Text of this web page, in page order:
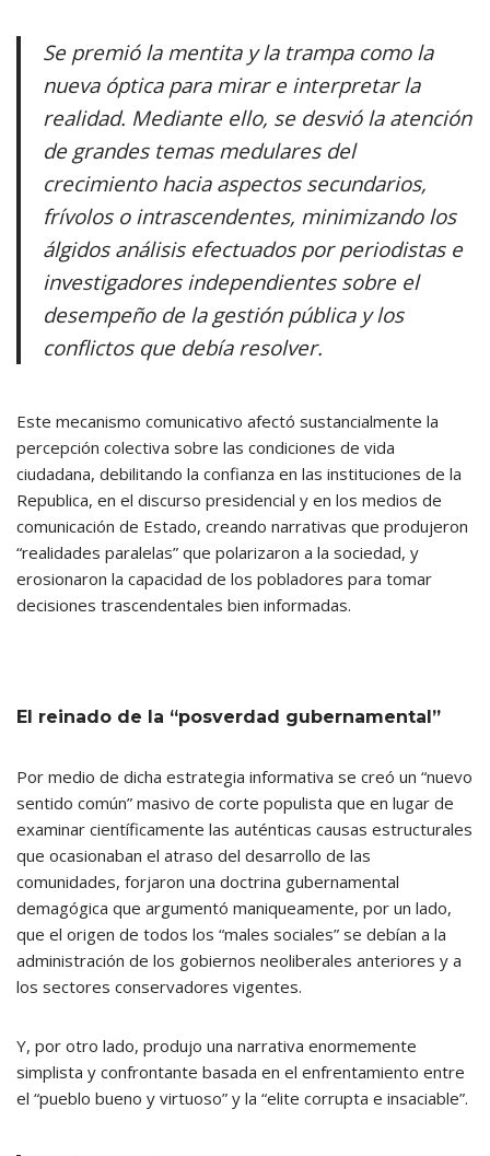
Se premió la mentita y la trampa como la
nueva óptica para mirar e interpretar la
realidad. Mediante ello, se desvió la atención
de grandes temas medulares del
crecimiento hacia aspectos secundarios,
frívolos o intrascendentes, minimizando los
álgidos análisis efectuados por periodistas e
investigadores independientes sobre el
desempeño de la gestión pública y los
conflictos que debía resolver.
Este mecanismo comunicativo afectó sustancialmente la
percepción colectiva sobre las condiciones de vida
ciudadana, debilitando la confianza en las instituciones de la
Republica, en el discurso presidencial y en los medios de
comunicación de Estado, creando narrativas que produjeron
“realidades paralelas” que polarizaron a la sociedad, y
erosionaron la capacidad de los pobladores para tomar
decisiones trascendentales bien informadas.
El reinado de la “posverdad gubernamental”
Por medio de dicha estrategia informativa se creó un “nuevo
sentido común” masivo de corte populista que en lugar de
examinar científicamente las auténticas causas estructurales
que ocasionaban el atraso del desarrollo de las
comunidades, forjaron una doctrina gubernamental
demagógica que argumentó maniqueamente, por un lado,
que el origen de todos los “males sociales” se debían a la
administración de los gobiernos neoliberales anteriores y a
los sectores conservadores vigentes.
Y, por otro lado, produjo una narrativa enormemente
simplista y confrontante basada en el enfrentamiento entre
el “pueblo bueno y virtuoso” y la “elite corrupta e insaciable”.